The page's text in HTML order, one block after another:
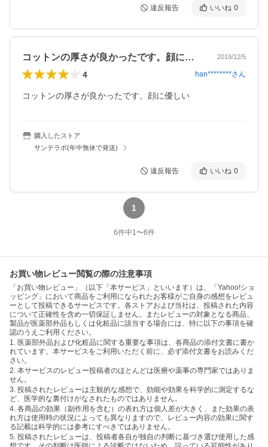
違反報告 いいね 0
コットンの厚さが良かったです。顔に優し… 2019/12/5
4 han********さん
コットンの厚さが良かったです。顔に優しい
購入したストア
サンテラボ(年中無休で発送)
違反報告 いいね 0
1
6件中1〜6件
お買い物レビュー閲覧の際の注意事項
「お買い物レビュー」（以下「本サービス」といいます）は、「Yahoo!ショ
ッピング」において商品をご利用になられたお客様がご自身の感想をレビュ
ーとして投稿できるサービスです。各ストアおよび当社は、投稿された内容
について正確性を含め一切保証しません。またレビューの対象となる商品、
製品が医薬部外品もしくは化粧品に該当する場合には、特に以下の事項を確
認のうえご利用ください。
1. 医薬部外品および化粧品に関する重要な事項は、各商品の添付文書に書か
れています。本サービスをご利用いただく前に、必ず添付文書をお読みくだ
さい。
2. 本サービスのレビュー投稿者のほとんどは医療や薬事の専門家ではありま
せん。
3. 投稿されたレビューは主観的な感想で、効能や効果を科学的に測定するな
ど、医学的な裏付けがなされたものではありません。
4. 各商品の効果（副作用を含む）の表れ方は個人差が大きく、また効果の表
れ方は使用時の状況によっても異なりますので、レビュー内容の効果に関す
る記載は科学的には参考にすべきではありません。
5. 投稿されたレビューは、投稿者各自が独自の判断に基づき選び使用した感